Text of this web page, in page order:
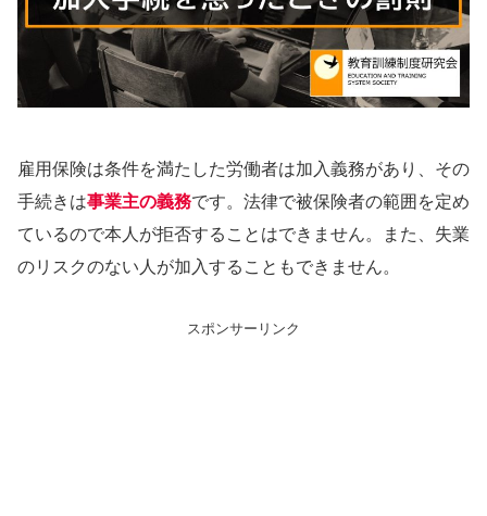
雇用保険は条件を満たした労働者は加入義務があり、その
手続きは事業主の義務です。法律で被保険者の範囲を定め
ているので本人が拒否することはできません。また、失業
のリスクのない人が加入することもできません。
スポンサーリンク